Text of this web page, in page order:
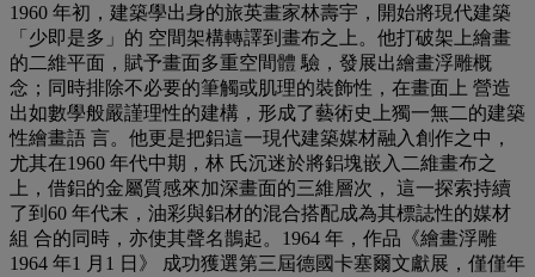
1960 年初，建築學出身的旅英畫家林壽宇，開始將現代建築
「少即是多」的 空間架構轉譯到畫布之上。他打破架上繪畫
的二維平面，賦予畫面多重空間體 驗，發展出繪畫浮雕概
念；同時排除不必要的筆觸或肌理的裝飾性，在畫面上 營造
出如數學般嚴謹理性的建構，形成了藝術史上獨一無二的建築
性繪畫語 言。他更是把鋁這一現代建築媒材融入創作之中，
尤其在1960 年代中期，林 氏沉迷於將鋁塊嵌入二維畫布之
上，借鋁的金屬質感來加深畫面的三維層次， 這一探索持續
了到60 年代末，油彩與鋁材的混合搭配成為其標誌性的媒材
組 合的同時，亦使其聲名鵲起。1964 年，作品《繪畫浮雕
1964 年1 月1 日》 成功獲選第三屆德國卡塞爾文獻展，僅僅年